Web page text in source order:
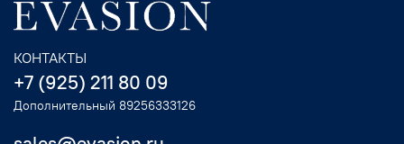
КОНТАКТЫ
+7 (925) 211 80 09
Дополнительный 89256333126